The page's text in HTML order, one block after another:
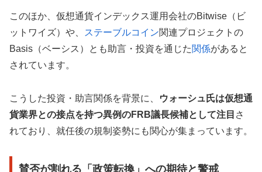
このほか、仮想通貨インデックス運用会社のBitwise（ビ
ットワイズ）や、
ステーブルコイン関連プロジェクトの
Basis（ベーシス）とも助言・投資を通じた関係があると
されています。
こうした投資・助言関係を背景に、
ウォーシュ氏は仮想通
貨業界との接点を持つ異例のFRB議長候補として注目 さ
れており、就任後の規制姿勢にも関心が集まっています。
賛否が割れる「政策転換」への期待と警戒